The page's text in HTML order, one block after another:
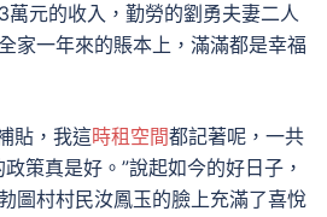
元的收入，勤勞的劉勇夫妻二人
家一年來的賬本上，滿滿都是幸福
貼，我這時租空間都記著呢，一共
策真是好。”說起如今的好日子，
圖村村民汝鳳玉的臉上充滿了喜悅